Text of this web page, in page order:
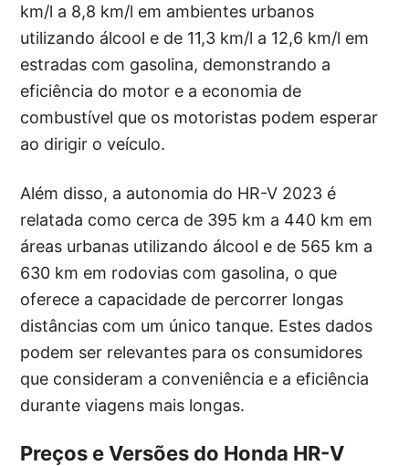
km/l a 8,8 km/l em ambientes urbanos
utilizando álcool e de 11,3 km/l a 12,6 km/l em
estradas com gasolina, demonstrando a
eficiência do motor e a economia de
combustível que os motoristas podem esperar
ao dirigir o veículo.
Além disso, a autonomia do HR-V 2023 é
relatada como cerca de 395 km a 440 km em
áreas urbanas utilizando álcool e de 565 km a
630 km em rodovias com gasolina, o que
oferece a capacidade de percorrer longas
distâncias com um único tanque. Estes dados
podem ser relevantes para os consumidores
que consideram a conveniência e a eficiência
durante viagens mais longas.
Preços e Versões do Honda HR-V